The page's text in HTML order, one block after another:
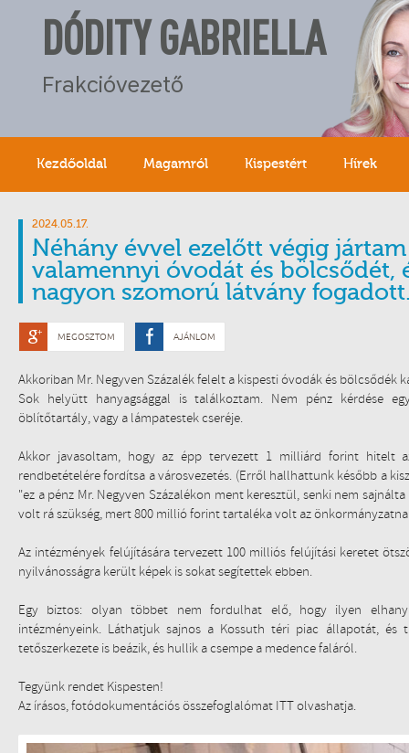
DÓDITY GABRIELLA
Frakcióvezető
Kezdőoldal Magamról Kispestért Hírek
2024.05.17.
Néhány évvel ezelőtt végig jártam
valamennyi óvodát és bölcsődét,
nagyon szomorú látvány
MEGOSZTOM AJÁNLOM
Akkoriban Mr. Negyven Százalék felelt a kispesti óvodák és bölcsődék
Sok helyütt hanyagsággal is találkoztam. Nem pénz kérdése
öblítőtartály, vagy a lámpatestek cseréje.
Akkor javasoltam, hogy az épp tervezett 1 milliárd forint hitelt
rendbetételére fordítsa a városvezetés. (Erről hallhattunk később a
"ez a pénz Mr. Negyven Százalékon ment keresztül, senki nem
volt rá szükség, mert 800 millió forint tartaléka volt az
Az intézmények felújítására tervezett 100 milliós felújítási keretet
nyilvánosságra került képek is sokat segítettek ebben.
Egy biztos: olyan többet nem fordulhat elő, hogy ilyen
intézményeink. Láthatjuk sajnos a Kossuth téri piac állapotát, és
tetőszerkezete is beázik, és hullik a csempe a medence faláról.
Tegyünk rendet Kispesten!
Az írásos, fotódokumentációs összefoglalómat ITT olvashatja.